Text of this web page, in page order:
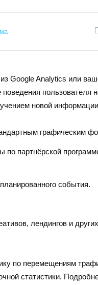
Google Analytics или
пользователя
новой
графическим
по партнёрской
события.
лендингов и
по перемещениям
статистики.